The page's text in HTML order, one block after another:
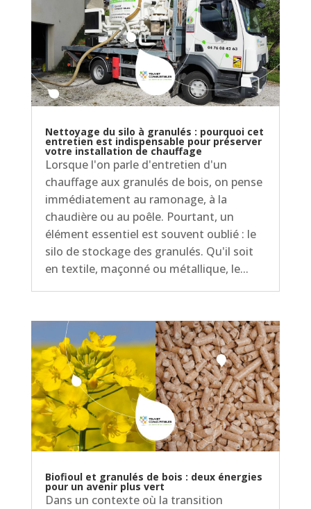
Nettoyage du silo à granulés : pourquoi cet
entretien est indispensable pour préserver
votre installation de chauffage
Lorsque l'on parle d'entretien d'un
chauffage aux granulés de bois, on pense
immédiatement au ramonage, à la
chaudière ou au poêle. Pourtant, un
élément essentiel est souvent oublié : le
silo de stockage des granulés. Qu'il soit
en textile, maçonné ou métallique, le...
Biofioul et granulés de bois : deux énergies
pour un avenir plus vert
Dans un contexte où la transition